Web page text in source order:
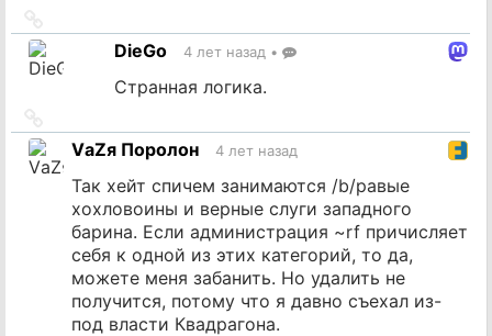
на
источник DieGo 4 лет назад •
Странная логика.
на
источник
VаZя Поролон 4 лет назад
Так хейт спичем занимаются /b/равые
хохловоины и верные слуги западного
барина. Если администрация ~rf причисляет
себя к одной из этих категорий, то да,
можете меня забанить. Но удалить не
получится, потому что я давно съехал из-
под власти Квадрагона.